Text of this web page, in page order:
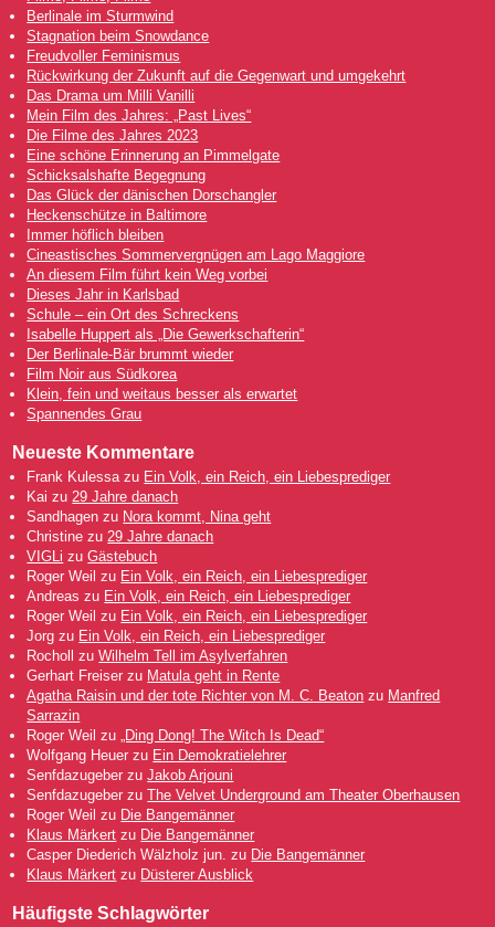
Berlinale im Sturmwind
Stagnation beim Snowdance
Freudvoller Feminismus
Rückwirkung der Zukunft auf die Gegenwart und umgekehrt
Das Drama um Milli Vanilli
Mein Film des Jahres: „Past Lives“
Die Filme des Jahres 2023
Eine schöne Erinnerung an Pimmelgate
Schicksalshafte Begegnung
Das Glück der dänischen Dorschangler
Heckenschütze in Baltimore
Immer höflich bleiben
Cineastisches Sommervergnügen am Lago Maggiore
An diesem Film führt kein Weg vorbei
Dieses Jahr in Karlsbad
Schule – ein Ort des Schreckens
Isabelle Huppert als „Die Gewerkschafterin“
Der Berlinale-Bär brummt wieder
Film Noir aus Südkorea
Klein, fein und weitaus besser als erwartet
Spannendes Grau
Neueste Kommentare
Frank Kulessa zu Ein Volk, ein Reich, ein Liebesprediger
Kai zu 29 Jahre danach
Sandhagen zu Nora kommt, Nina geht
Christine zu 29 Jahre danach
VIGLi zuGästebuch
Roger Weil zu Ein Volk, ein Reich, ein Liebesprediger
Andreas zu Ein Volk, ein Reich, ein Liebesprediger
Roger Weil zu Ein Volk, ein Reich, ein Liebesprediger
Jorg zu Ein Volk, ein Reich, ein Liebesprediger
Rocholl zuWilhelm Tell im Asylverfahren
Gerhart Freiser zu Matula geht in Rente
Agatha Raisin und der tote Richter von M. C. Beaton zu Manfred
Sarrazin
Roger Weil zu „Ding Dong! The Witch Is Dead“
Wolfgang Heuer zu Ein Demokratielehrer
Senfdazugeber zuJakob Arjouni
Senfdazugeber zuThe Velvet Underground am Theater Oberhausen
Roger Weil zu Die Bangemänner
Klaus Märkert zu Die Bangemänner
Casper Diederich Wälzholz jun. zu Die Bangemänner
Klaus Märkert zu Düsterer Ausblick
Häufigste Schlagwörter